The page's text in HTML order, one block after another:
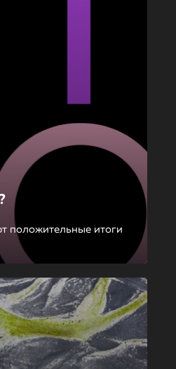
положительные итоги